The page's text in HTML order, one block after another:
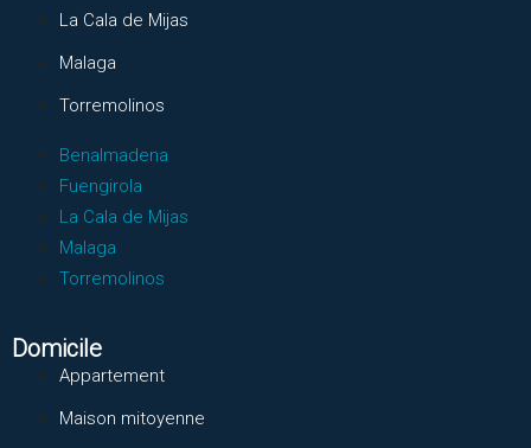
La Cala de Mijas
Malaga
Torremolinos
Benalmadena
Fuengirola
La Cala de Mijas
Malaga
Torremolinos
Domicile
Appartement
Maison mitoyenne